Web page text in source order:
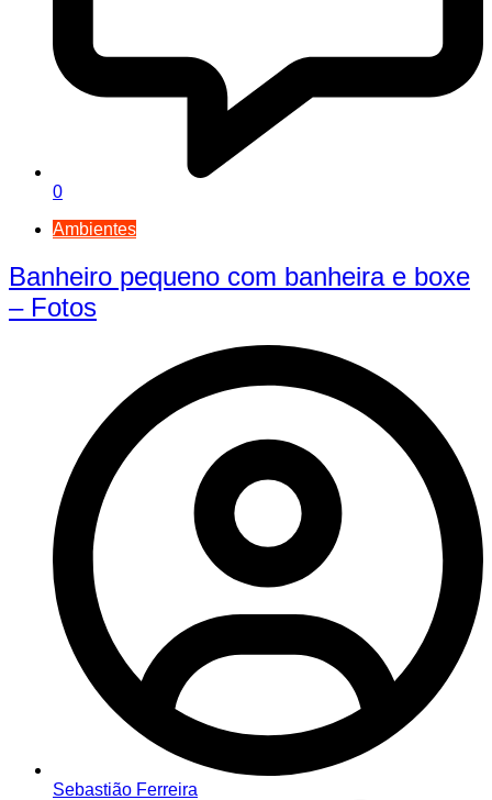
0
Ambientes
Banheiro pequeno com banheira e boxe
– Fotos
Sebastião Ferreira